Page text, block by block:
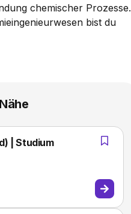
chemischer Prozesse.
bist du
| Studium